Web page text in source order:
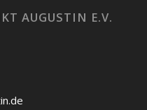
AUGUSTIN E.V.